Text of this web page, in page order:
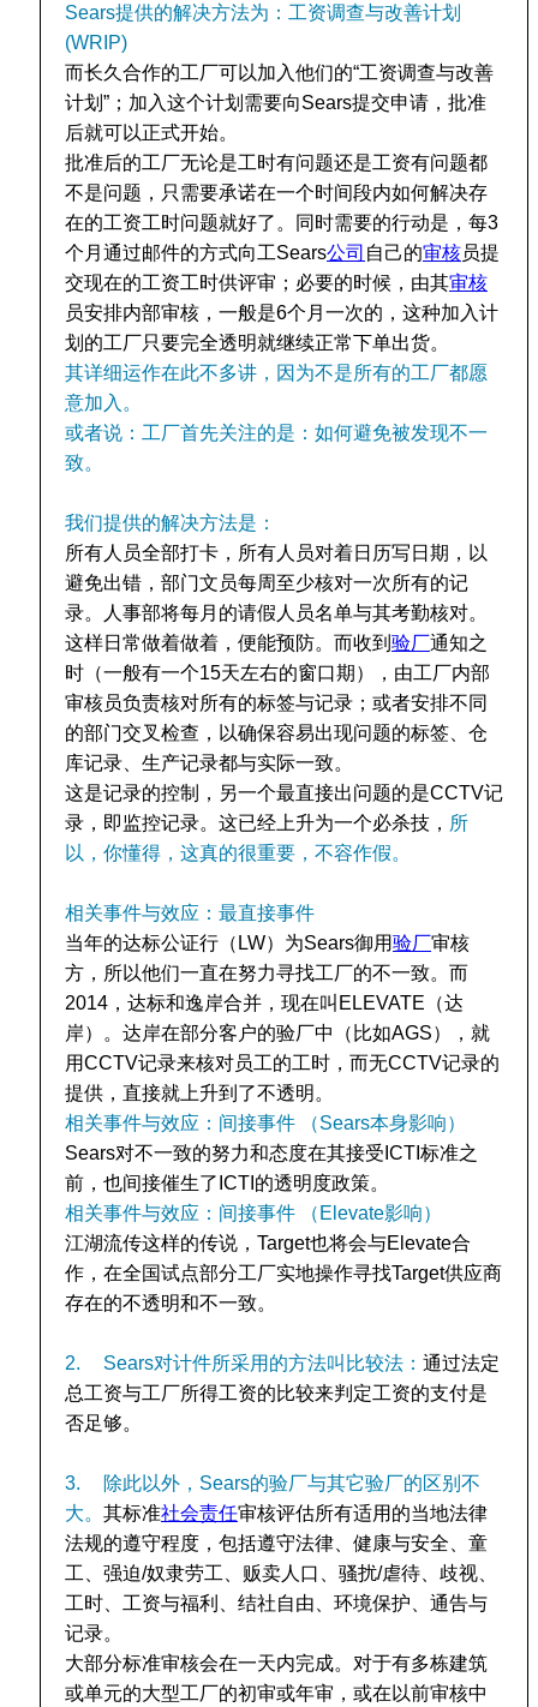
Sears提供的解决方法为：工资调查与改善计划
(WRIP)
而长久合作的工厂可以加入他们的“工资调查与改善
计划”；加入这个计划需要向Sears提交申请，批准
后就可以正式开始。
批准后的工厂无论是工时有问题还是工资有问题都
不是问题，只需要承诺在一个时间段内如何解决存
在的工资工时问题就好了。同时需要的行动是，每3
个月通过邮件的方式向工Sears公司 自己的审核员提
交现在的工资工时供评审；必要的时候，由其审核
员安排内部审核，一般是6个月一次的，这种加入计
划的工厂只要完全透明就继续正常下单出货。
其详细运作在此不多讲，因为不是所有的工厂都愿
意加入。
或者说：工厂首先关注的是：如何避免被发现不一
致。
我们提供的解决方法是：
所有人员全部打卡，所有人员对着日历写日期，以
避免出错，部门文员每周至少核对一次所有的记
录。人事部将每月的请假人员名单与其考勤核对。
这样日常做着做着，便能预防。而收到 验厂通知之
时（一般有一个15天左右的窗口期），由工厂内部
审核员负责核对所有的标签与记录；或者安排不同
的部门交叉检查，以确保容易出现问题的标签、仓
库记录、生产记录都与实际一致。
这是记录的控制，另一个最直接出问题的是CCTV记
录，即监控记录。这已经上升为一个必杀技， 所
以，你懂得，这真的很重要，不容作假。
相关事件与效应：最直接事件
当年的达标公证行（LW）为Sears御用验厂审核
方，所以他们一直在努力寻找工厂的不一致。而
2014，达标和逸岸合并，现在叫ELEVATE（达
岸）。达岸在部分客户的验厂中（比如AGS），就
用CCTV记录来核对员工的工时，而无CCTV记录的
提供，直接就上升到了不透明。
相关事件与效应：间接事件 （Sears本身影响）
Sears对不一致的努力和态度在其接受ICTI标准之
前，也间接催生了ICTI的透明度政策。
相关事件与效应：间接事件 （Elevate影响）
江湖流传这样的传说，Target也将会与Elevate合
作，在全国试点部分工厂实地操作寻找Target供应商
存在的不透明和不一致。
2. Sears对计件所采用的方法叫比较法： 通过法定
总工资与工厂所得工资的比较来判定工资的支付是
否足够。
3.
除此以外，Sears的验厂与其它验厂的区别不
大。 其标准社会责任审核评估所有适用的当地法律
法规的遵守程度，包括遵守法律、健康与安全、童
工、强迫/奴隶劳工、贩卖人口、骚扰/虐待、歧视、
工时、工资与福利、结社自由、环境保护、通告与
记录。
大部分标准审核会在一天内完成。对于有多栋建筑
或单元的大型工厂的初审或年审，或在以前审核中